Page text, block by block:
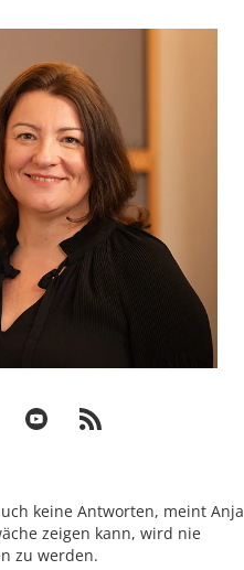
keine Antworten, meint Anja
zeigen kann, wird nie
zu werden.